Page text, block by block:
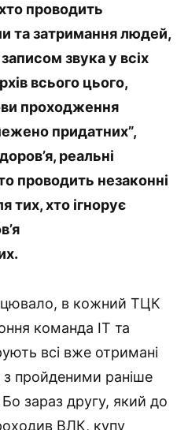
проводить
та затримання людей,
звука у всіх
всього цього,
проходження
придатних”,
реальні
проводить незаконні
тих, хто ігнорує
в кожний ТЦК
команда IT та
всі вже отримані
пройденими раніше
зараз другу, який до
ВЛК, купу